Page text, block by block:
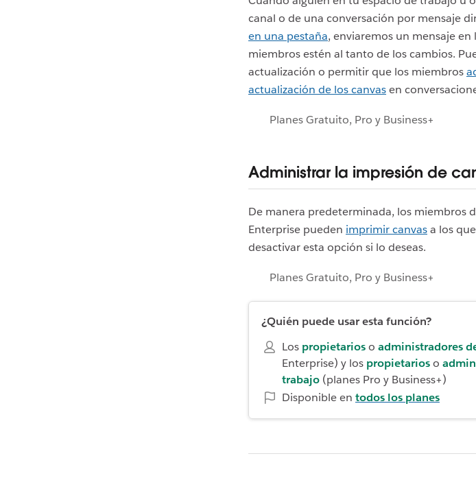
canal o de una conversación por mensaje
en una pestaña, enviaremos un mensaje
miembros estén al tanto de los cambios.
actualización o permitir que los miembros
actualización de los canvasen
Planes Gratuito, Pro y Business+
Administrar la impresión de
De manera predeterminada, los miembros
Enterprise pueden imprimir canvasa los
desactivar esta opción si lo deseas.
Planes Gratuito, Pro y Business+
¿Quién puede usar esta función?
Los propietarioso administradores
Enterprise) y los propietarioso
trabajo (planes Pro y Business+)
Disponible en todos los planes